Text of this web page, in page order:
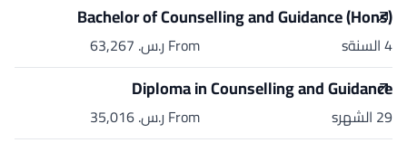
Bachelor of Counselling and Guidance (Hons)
4 السنةs From ر.س.‏ 63,267
Diploma in Counselling and Guidance
29 الشهرs From ر.س.‏ 35,016